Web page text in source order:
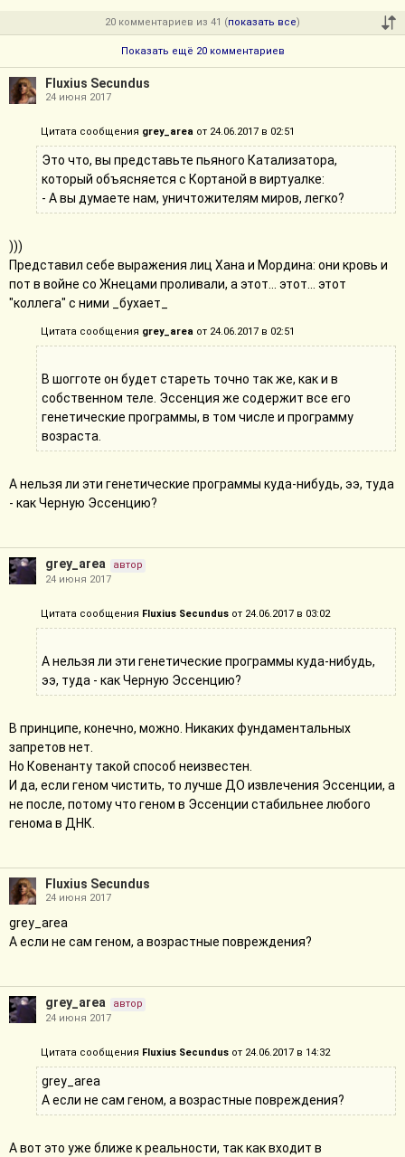
20 комментариев из 41 (показать все)
Показать ещё 20 комментариев
Fluxius Secundus
24 июня 2017
Цитата сообщения grey_area от 24.06.2017 в 02:51
Это что, вы представьте пьяного Катализатора,
который объясняется с Кортаной в виртуалке:
- А вы думаете нам, уничтожителям миров, легко?
)))
Представил себе выражения лиц Хана и Мордина: они кровь и
пот в войне со Жнецами проливали, а этот... этот... этот
"коллега" с ними _бухает_
Цитата сообщения grey_area от 24.06.2017 в 02:51
В шогготе он будет стареть точно так же, как и в
собственном теле. Эссенция же содержит все его
генетические программы, в том числе и программу
возраста.
А нельзя ли эти генетические программы куда-нибудь, ээ, туда
- как Черную Эссенцию?
grey_area
автор
24 июня 2017
Цитата сообщения Fluxius Secundus от 24.06.2017 в 03:02
А нельзя ли эти генетические программы куда-нибудь,
ээ, туда - как Черную Эссенцию?
В принципе, конечно, можно. Никаких фундаментальных
запретов нет.
Но Ковенанту такой способ неизвестен.
И да, если геном чистить, то лучше ДО извлечения Эссенции, а
не после, потому что геном в Эссенции стабильнее любого
генома в ДНК.
Fluxius Secundus
24 июня 2017
grey_area
А если не сам геном, а возрастные повреждения?
grey_area
автор
24 июня 2017
Цитата сообщения Fluxius Secundus от 24.06.2017 в 14:32
grey_area
А если не сам геном, а возрастные повреждения?
А вот это уже ближе к реальности, так как входит в